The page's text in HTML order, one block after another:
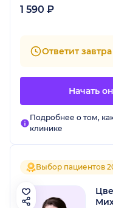
1 590 ₽
Ответит
Начать
Подробнее о том,
клинике
Выбор пациентов